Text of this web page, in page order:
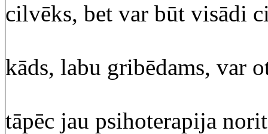
cilvēks, bet var būt visādi
kāds, labu gribēdams, var
tāpēc jau psihoterapija